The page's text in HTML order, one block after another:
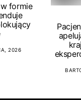
formie
2026